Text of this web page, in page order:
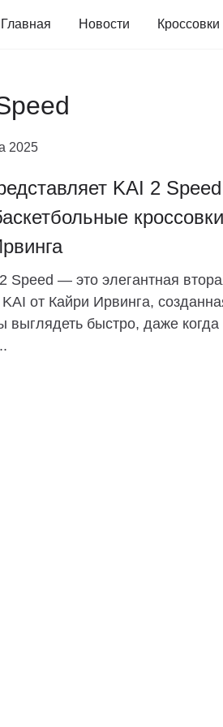
Главная Новости Кроссовки
2025
KAI 2
кроссовки
Speed — это элегантная
от Кайри Ирвинга,
выглядеть быстро, даже